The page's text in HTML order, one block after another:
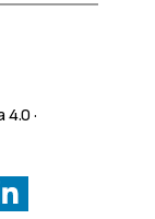
4.0 ·